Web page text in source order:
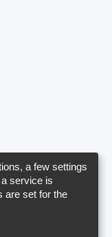
a few settings
service is
are set for the